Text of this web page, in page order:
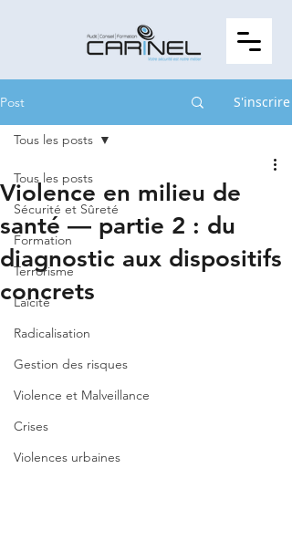
Post S'inscrire
Tous les posts
Sécurité et Sûreté
Formation
Terrorisme
Laïcité
Radicalisation
Gestion des risques
Violence et Malveillance
Crises
Violences urbaines
Tous les posts
Violence en milieu de
santé — partie 2 : du
diagnostic aux dispositifs
concrets